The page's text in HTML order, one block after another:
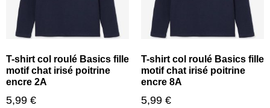
T-shirt col roulé Basics fille
motif chat irisé poitrine
encre 2A
5,99 €
T-shirt col roulé Basics fille
motif chat irisé poitrine
encre 8A
5,99 €